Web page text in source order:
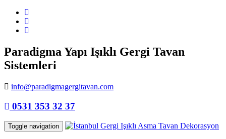
Paradigma Yapı Işıklı Gergi Tavan
Sistemleri
info@paradigmagergitavan.com
0531 353 32 37
Toggle navigation